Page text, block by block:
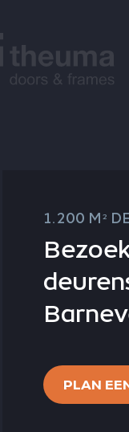
1.200 M 2
PLAN